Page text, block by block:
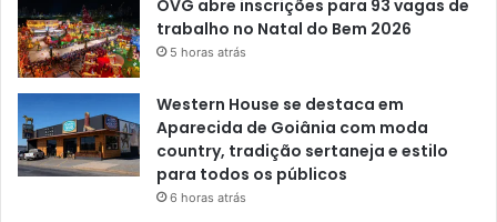
OVG abre inscrições para 93 vagas de
trabalho no Natal do Bem 2026
5 horas atrás
Western House se destaca em
Aparecida de Goiânia com moda
country, tradição sertaneja e estilo
para todos os públicos
6 horas atrás